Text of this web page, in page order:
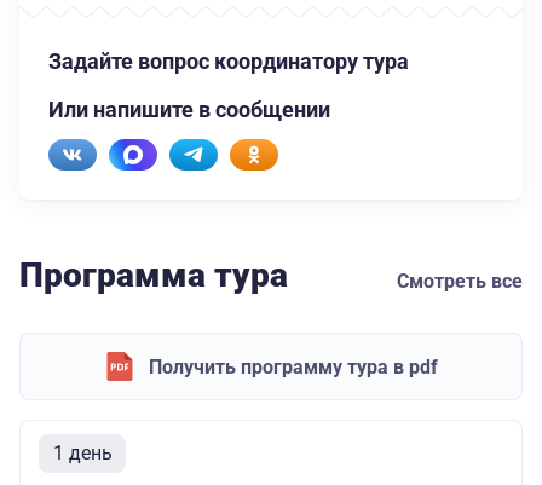
Задайте вопрос координатору тура
Или напишите в сообщении
Программа тура Смотреть все
Получить программу тура в pdf
1 день